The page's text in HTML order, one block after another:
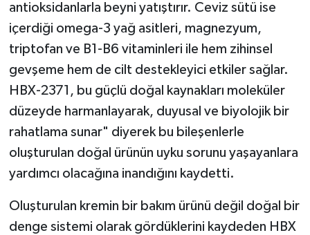
antioksidanlarla beyni yatıştırır. Ceviz sütü ise
içerdiği omega-3 yağ asitleri, magnezyum,
triptofan ve B1-B6 vitaminleri ile hem zihinsel
gevşeme hem de cilt destekleyici etkiler sağlar.
HBX-2371, bu güçlü doğal kaynakları moleküler
düzeyde harmanlayarak, duyusal ve biyolojik bir
rahatlama sunar" diyerek bu bileşenlerle
oluşturulan doğal ürünün uyku sorunu yaşayanlara
yardımcı olacağına inandığını kaydetti.
Oluşturulan kremin bir bakım ürünü değil doğal bir
denge sistemi olarak gördüklerini kaydeden HBX